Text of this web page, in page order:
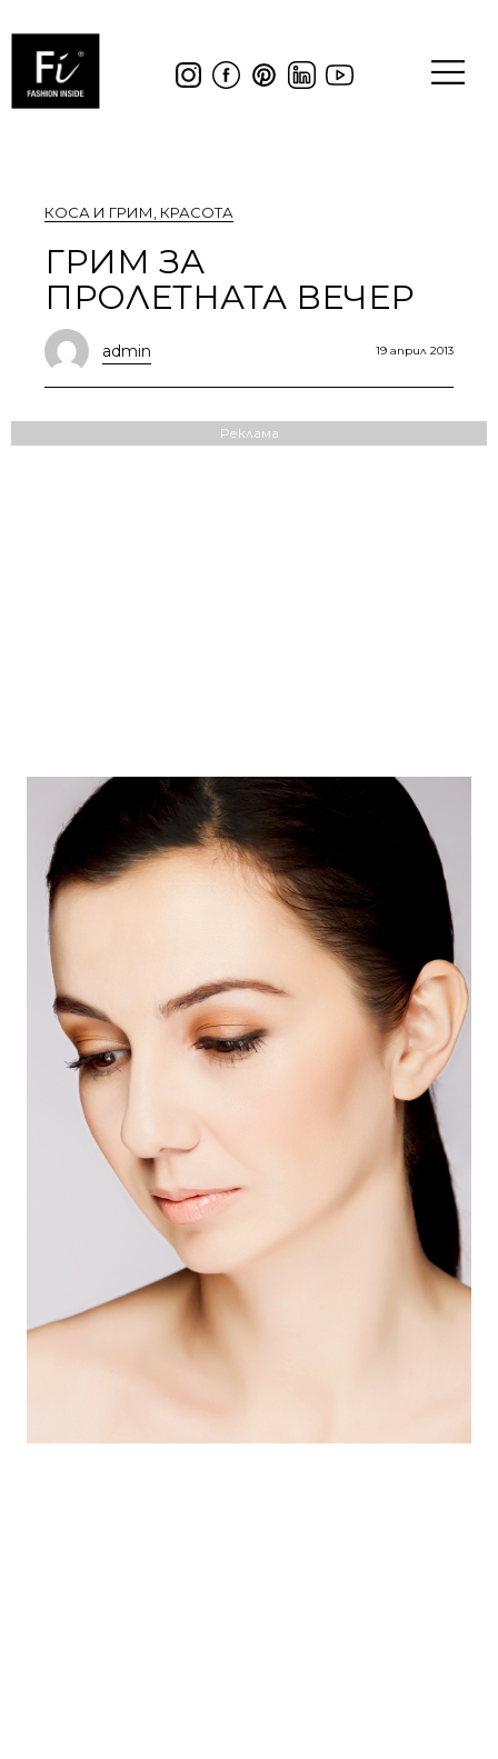
КОСА И ГРИМ КРАСОТА
ГРИМ ЗА
ПРОЛЕТНАТА ВЕЧЕР
admin 19 април 2013
Реклама